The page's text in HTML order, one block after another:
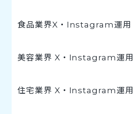
食品業界X・Instagram運用
美容業界 X・Instagram運用
住宅業界 X・Instagram運用